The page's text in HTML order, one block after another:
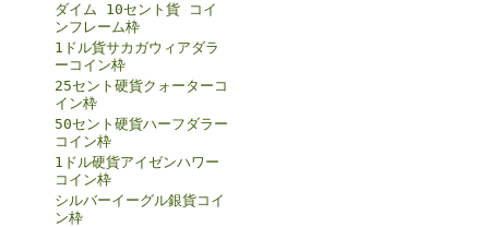
ダイム 10セント貨 コイ
ンフレーム枠
1ドル貨サカガウィアダラ
ーコイン枠
25セント硬貨クォーターコ
イン枠
50セント硬貨ハーフダラー
コイン枠
1ドル硬貨アイゼンハワー
コイン枠
シルバーイーグル銀貨コイ
ン枠